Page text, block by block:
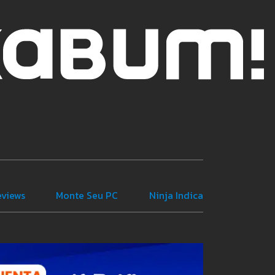
Monte Seu PC Ninja Indica